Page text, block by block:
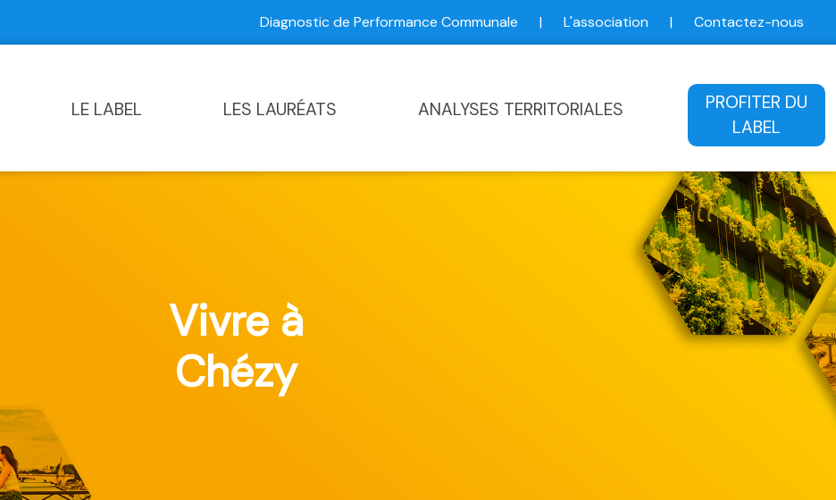
Diagnostic de Performance Communale | L'association | Contactez-nous
LE LABEL LES LAURÉATS ANALYSES TERRITORIALES
PROFITER DU
LABEL
Vivre à
Chézy